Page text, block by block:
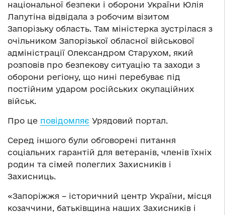
національної безпеки і оборони України Юлія
Лапутіна відвідала з робочим візитом
Запорізьку область. Там міністерка зустрілася з
очільником Запорізької обласної військової
адміністрації Олександром Старухом, який
розповів про безпекову ситуацію та заходи з
оборони регіону, що нині перебуває під
постійним ударом російських окупаційних
військ.
Про це повідомляє Урядовий портал.
Серед іншого були обговорені питання
соціальних гарантій для ветеранів, членів їхніх
родин та сімей полеглих Захисників і
Захисниць.
«Запоріжжя – історичний центр України, місця
козаччини, батьківщина наших Захисників і